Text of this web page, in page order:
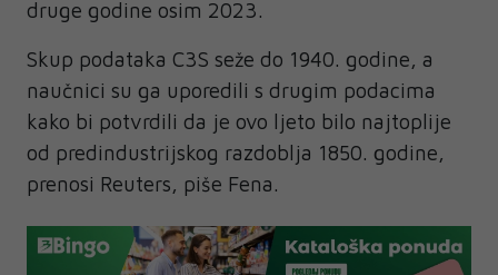
druge godine osim 2023.
Skup podataka C3S seže do 1940. godine, a
naučnici su ga uporedili s drugim podacima
kako bi potvrdili da je ovo ljeto bilo najtoplije
od predindustrijskog razdoblja 1850. godine,
prenosi Reuters, piše Fena.